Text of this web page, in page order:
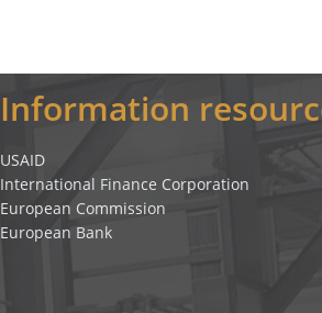
Information
USAID
International Finance Corporation
European Commission
European Bank